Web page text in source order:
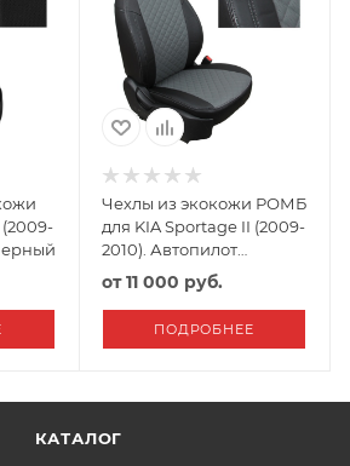
(2009-
Чехлы из экокожи РОМБ
для KIA Sportage II (2009-
2010). Автопилот
Черный+Серый
от11 000 руб.
ПОДРОБНЕЕ
КАТАЛОГ